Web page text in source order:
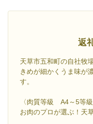
返
天草市五和町の自社牧
きめが細かくうま味が
す。
〈肉質等級 A4～5等級
お肉のプロが選ぶ！天